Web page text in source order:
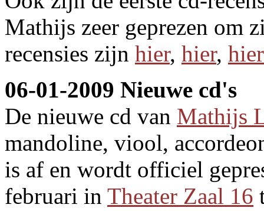
Mathijs zeer geprezen om
recensies zijn hier, hier, hier
06-01-2009 Nieuwe cd's
De nieuwe cd van Mathijs
mandoline, viool,
is af en wordt officiel
februari in Theater Zaal 16